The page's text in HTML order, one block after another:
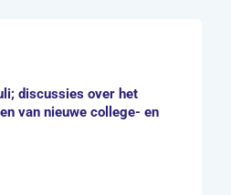
discussies over het
van nieuwe college- en